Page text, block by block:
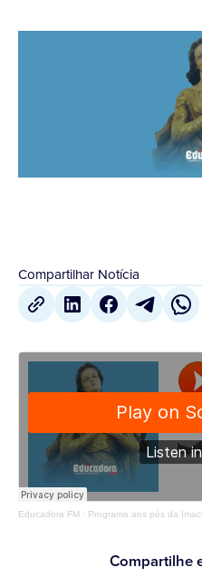
Compartilhar Notícia
Educadora FM · Programa aos pés da
Compartilhe